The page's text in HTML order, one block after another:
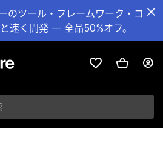
のツール・フレームワーク・コ
速く開発 — 全品50%オフ。